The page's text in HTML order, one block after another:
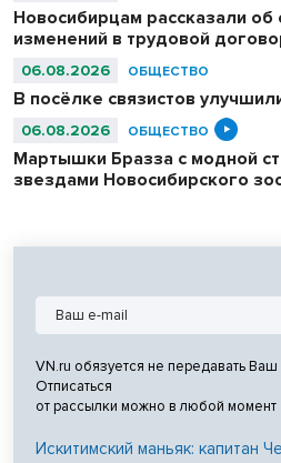
Новосибирцам рассказали об
изменений в трудовой
06.08.2026 ОБЩЕСТВО
В посёлке связистов
06.08.2026 ОБЩЕСТВО
Мартышки Бразза с модной
звездами Новосибирского
VN.ru обязуется не передавать Ваш
Отписаться
от рассылки можно в любой момент
Искитимский маньяк: капитан